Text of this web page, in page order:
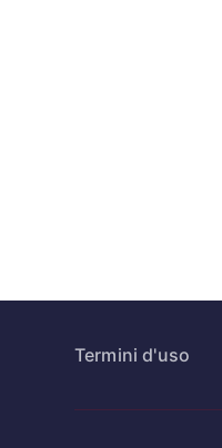
Termini d'uso